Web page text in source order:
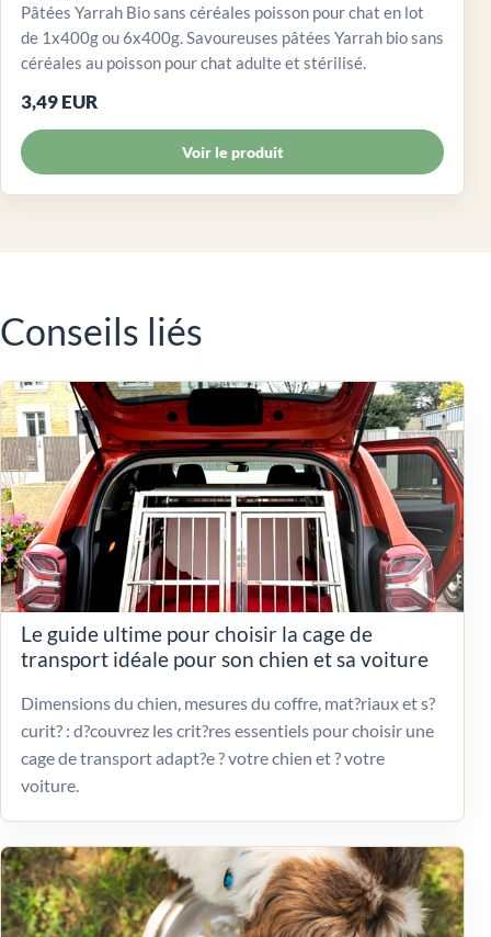
Pâtées Yarrah Bio sans céréales poisson pour chat en lot
de 1x400g ou 6x400g. Savoureuses pâtées Yarrah bio sans
céréales au poisson pour chat adulte et stérilisé.
3,49 EUR
Voir le produit
Conseils liés
Le guide ultime pour choisir la cage de
transport idéale pour son chien et sa voiture
Dimensions du chien, mesures du coffre, mat?riaux et s?
curit? : d?couvrez les crit?res essentiels pour choisir une
cage de transport adapt?e ? votre chien et ? votre
voiture.